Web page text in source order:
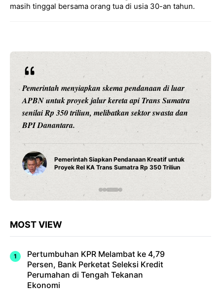
masih tinggal bersama orang tua di usia 30-an tahun.
Pemerintah menyiapkan skema pendanaan di luar
APBN untuk proyek jalur kereta api Trans Sumatra
senilai Rp 350 triliun, melibatkan sektor swasta dan
BPI Danantara.
Pemerintah Siapkan Pendanaan Kreatif untuk
Proyek Rel KA Trans Sumatra Rp 350 Triliun
MOST VIEW
Pertumbuhan KPR Melambat ke 4,79
Persen, Bank Perketat Seleksi Kredit
Perumahan di Tengah Tekanan
Ekonomi